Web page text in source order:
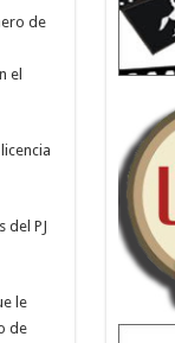
de
el
del PJ
le
de